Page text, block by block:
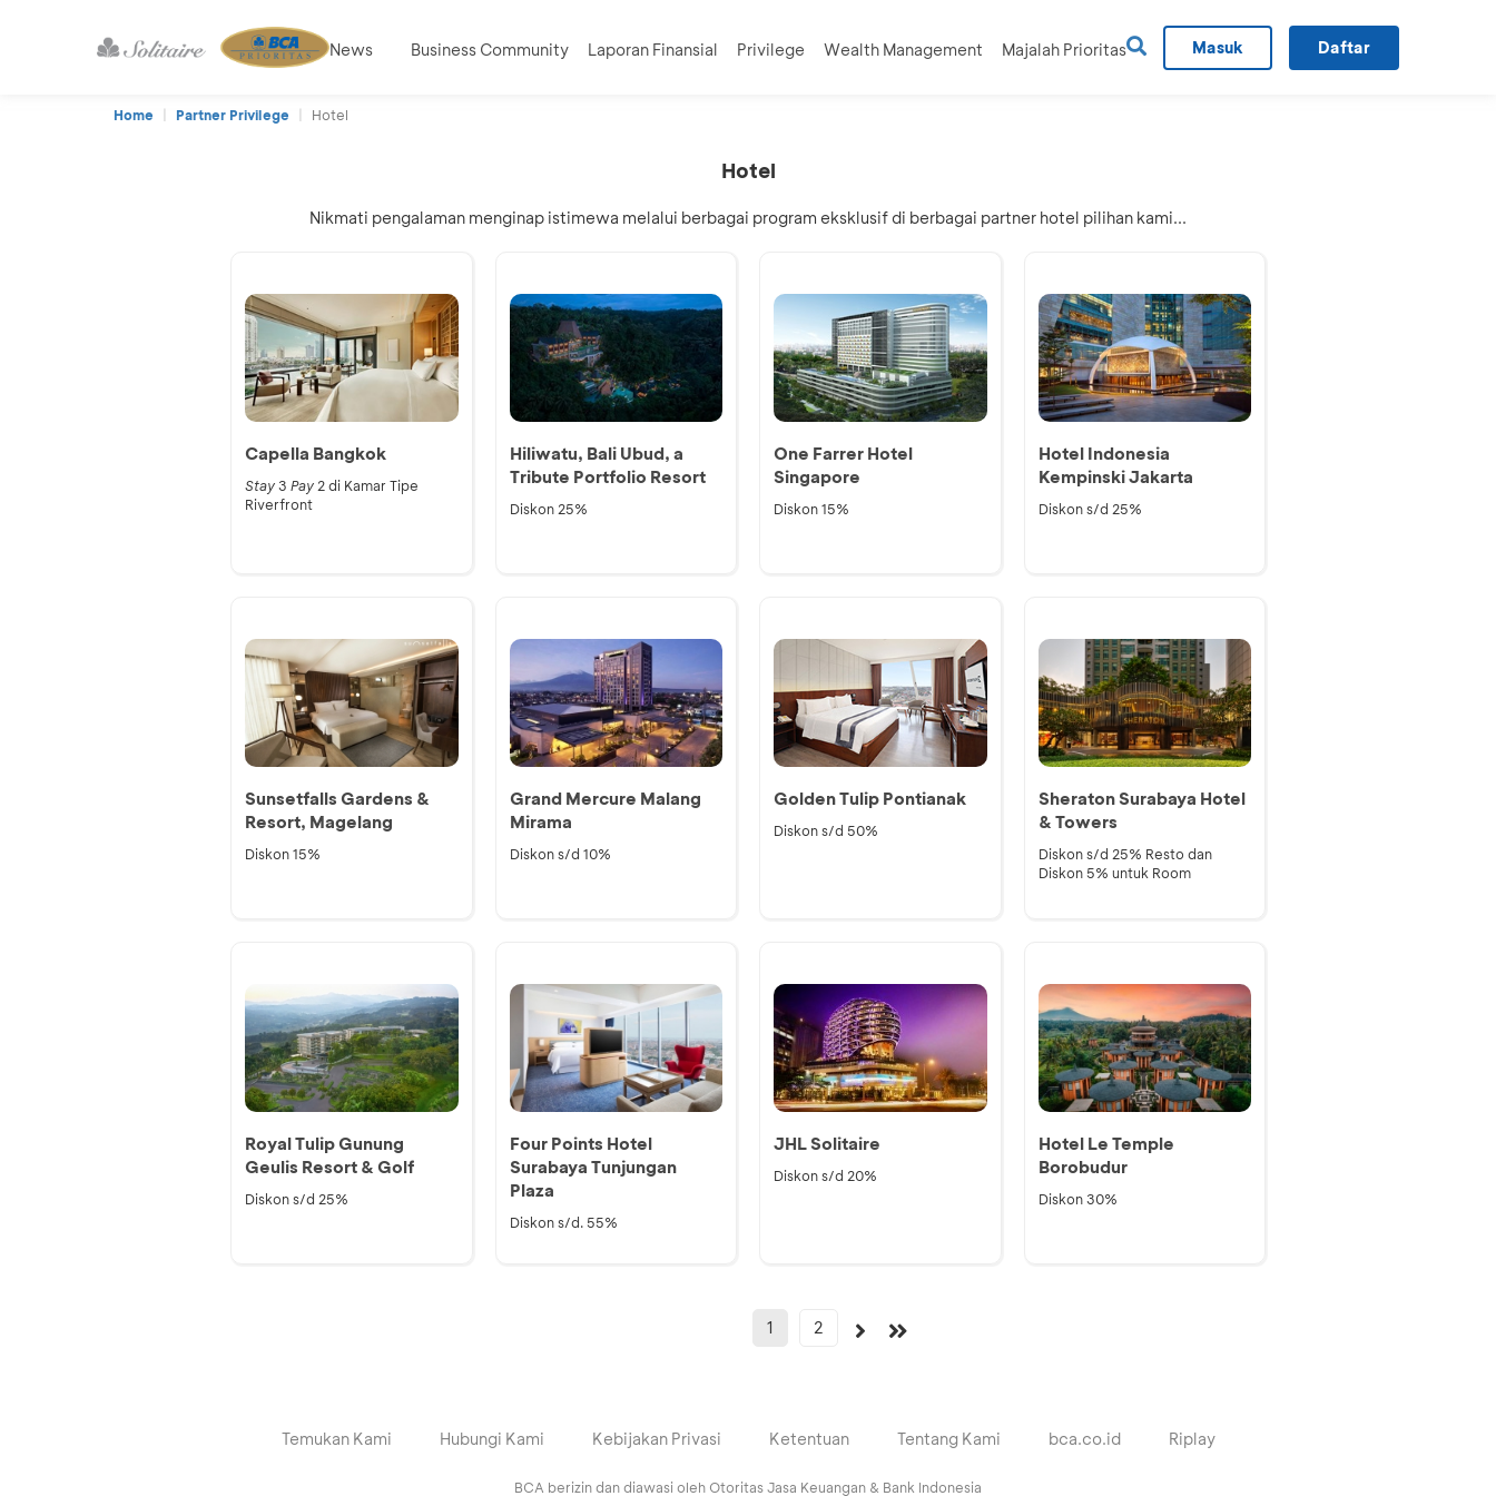
News Business Community Laporan Finansial Privilege Wealth Management Majalah Prioritas Masuk Daftar
Home Partner Privilege Hotel
Hotel
Nikmati pengalaman menginap istimewa melalui berbagai program eksklusif di berbagai partner hotel pilihan kami...
Capella Bangkok
Stay3 Pay 2di Kamar Tipe
Riverfront
Hiliwatu, Bali Ubud, a
Tribute Portfolio Resort
Diskon 25%
One Farrer Hotel
Singapore
Diskon 15%
Hotel Indonesia
Kempinski Jakarta
Diskon s/d 25%
Sunsetfalls Gardens &
Resort, Magelang
Diskon 15%
Grand Mercure Malang
Mirama
Diskon s/d 10%
Golden Tulip Pontianak
Diskon s/d 50%
Sheraton Surabaya Hotel
& Towers
Diskon s/d 25% Resto dan
Diskon 5% untuk Room
Royal Tulip Gunung
Geulis Resort & Golf
Diskon s/d 25%
Four Points Hotel
Surabaya Tunjungan
Plaza
Diskon s/d. 55%
JHL Solitaire
Diskon s/d 20%
Hotel Le Temple
Borobudur
Diskon 30%
1 2
Temukan Kami Hubungi Kami Kebijakan Privasi Ketentuan Tentang Kami bca.co.id Riplay
BCA berizin dan diawasi oleh Otoritas Jasa Keuangan & Bank Indonesia